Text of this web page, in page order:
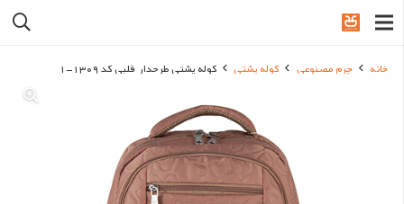
خانه چرم مصنوعی کوله پشتی کوله پشتی طرحدار قلبی کد 1309-1